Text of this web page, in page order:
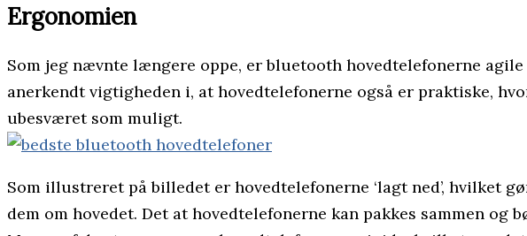
Ergonomien
Som jeg nævnte længere oppe, er bluetooth hovedtelefonerne
anerkendt vigtigheden i, at hovedtelefonerne også er praktiske,
ubesværet som muligt.
Som illustreret på billedet er hovedtelefonerne ‘lagt ned’, hvilket
dem om hovedet. Det at hovedtelefonerne kan pakkes sammen og